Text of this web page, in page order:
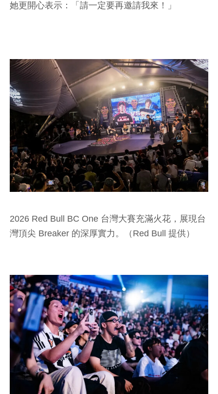
她更開心表示：「請一定要再邀請我來！」
2026 Red Bull BC One 台灣大賽充滿火花，展現台
灣頂尖 Breaker 的深厚實力。（Red Bull 提供）